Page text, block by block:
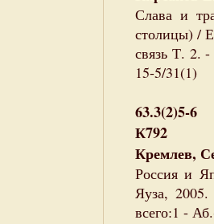
Слава и
столицы) /
связь Т. 2.
15-5/31(1)
63.3(2)5-6
К792
Кремлев,
Россия и
Яуза,
всего:1 -